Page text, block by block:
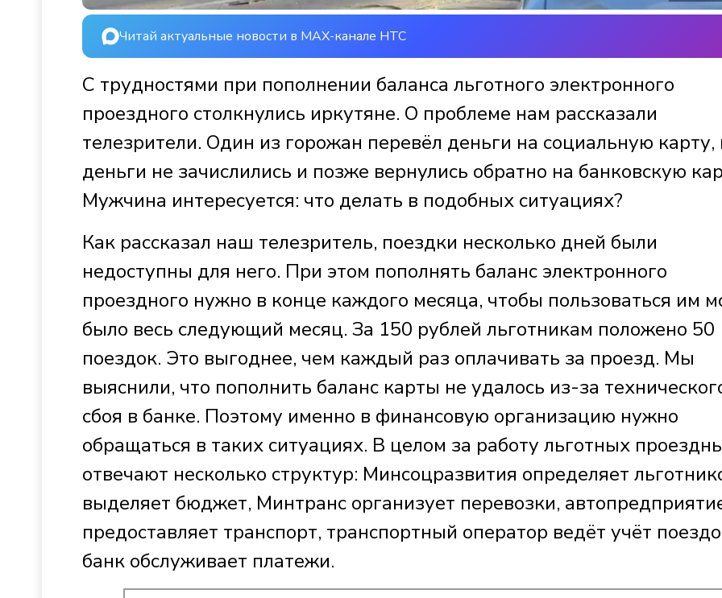
Читай актуальные новости в MAX-канале НТС
С трудностями при пополнении баланса льготного электронного
проездного столкнулись иркутяне. О проблеме нам рассказали
телезрители. Один из горожан перевёл деньги на социальную карту,
деньги не зачислились и позже вернулись обратно на банковскую
Мужчина интересуется: что делать в подобных ситуациях?
Как рассказал наш телезритель, поездки несколько дней были
недоступны для него. При этом пополнять баланс электронного
проездного нужно в конце каждого месяца, чтобы пользоваться им
было весь следующий месяц. За 150 рублей льготникам положено 50
поездок. Это выгоднее, чем каждый раз оплачивать за проезд. Мы
выяснили, что пополнить баланс карты не удалось из-за
сбоя в банке. Поэтому именно в финансовую организацию нужно
обращаться в таких ситуациях. В целом за работу льготных
отвечают несколько структур: Минсоцразвития определяет
выделяет бюджет, Минтранс организует перевозки,
предоставляет транспорт, транспортный оператор ведёт учёт
банк обслуживает платежи.